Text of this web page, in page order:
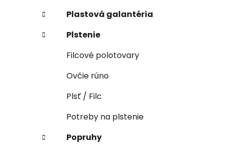
Plastová galantéria
Plstenie
Filcové polotovary
Ovčie rúno
Plsť / Filc
Potreby na plstenie
Popruhy